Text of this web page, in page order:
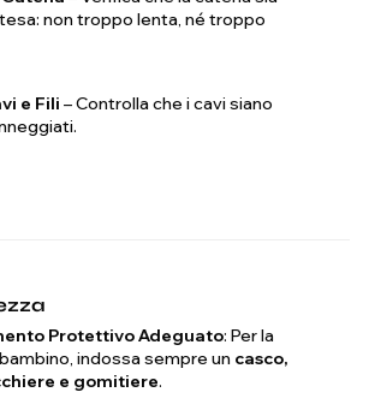
non troppo lenta, né troppo
e Fili – Controlla che i cavi siano
Protettivo Adeguato: Per la
indossa sempre un casco,
e gomitiere.